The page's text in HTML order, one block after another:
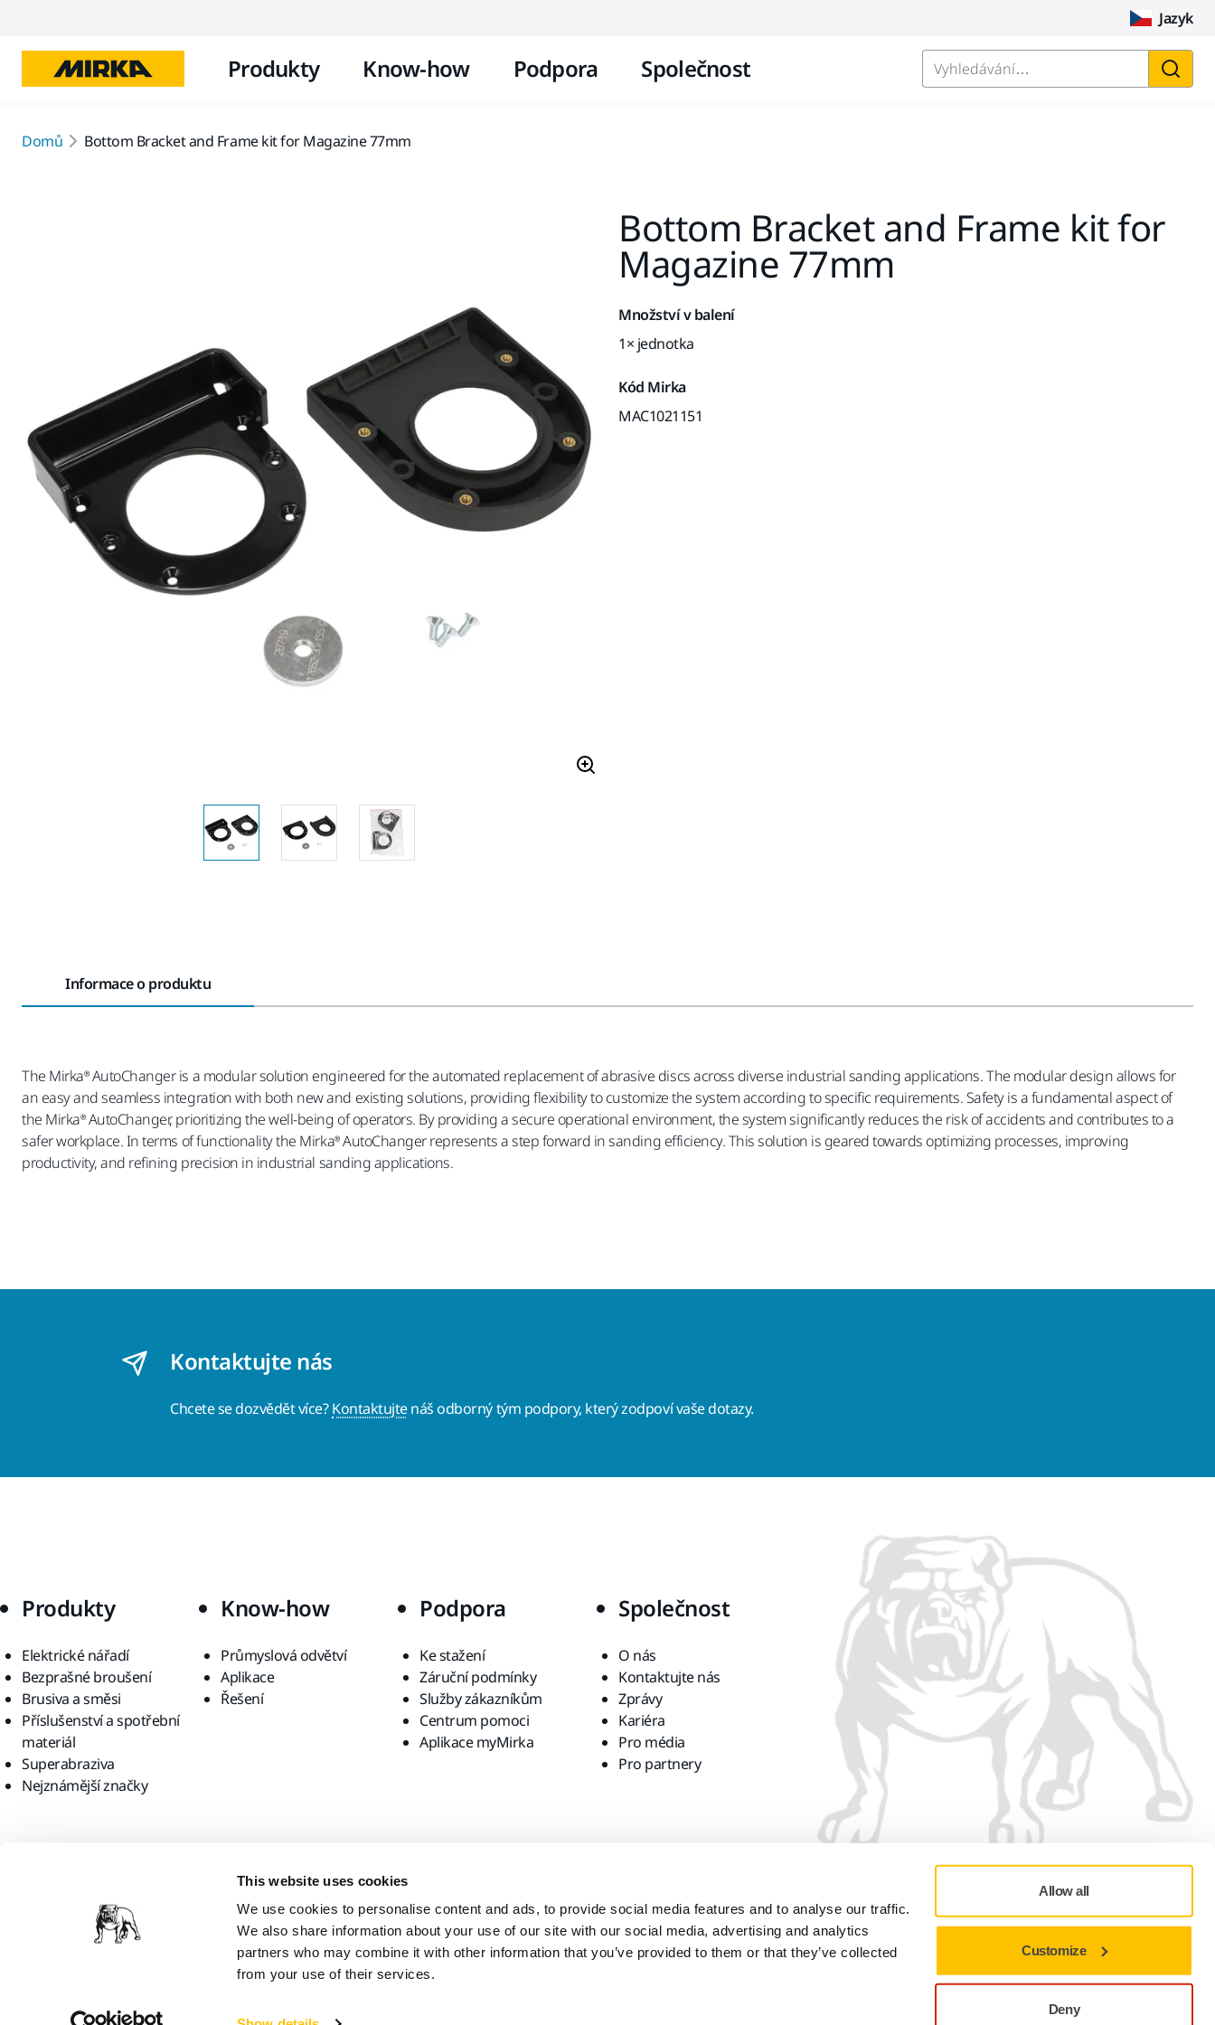
This website uses cookies
We use cookies to personalise content and ads, to provide social media features and to analyse our traffic.
We also share information about your use of our site with our social media, advertising and analytics
partners who may combine it with other information that you’ve provided to them or that they’ve collected
from your use of their services.
Allow all
Customize
Deny
Jazyk
Produkty Know-how Podpora Společnost Vyhledávání…
Domů Bottom Bracket and Frame kit for Magazine 77mm
Bottom Bracket and Frame kit for
Magazine 77mm
Množství v balení
1× jednotka
Kód Mirka
MAC1021151
Informace o produktu
The Mirka® AutoChanger is a modular solution engineered for the automated replacement of abrasive discs across diverse industrial sanding applications. The modular design allows for
an easy and seamless integration with both new and existing solutions, providing flexibility to customize the system according to specific requirements. Safety is a fundamental aspect of
the Mirka® AutoChanger, prioritizing the well-being of operators. By providing a secure operational environment, the system significantly reduces the risk of accidents and contributes to a
safer workplace. In terms of functionality the Mirka® AutoChanger represents a step forward in sanding efficiency. This solution is geared towards optimizing processes, improving
productivity, and refining precision in industrial sanding applications.
Kontaktujte nás
Chcete se dozvědět více?Kontaktujtenáš odborný tým podpory, který zodpoví vaše dotazy.
Produkty
Elektrické nářadí
Bezprašné broušení
Brusiva a směsi
Příslušenství a spotřební
materiál
Superabraziva
Nejznámější značky
Know-how
Průmyslová odvětví
Aplikace
Řešení
Podpora
Ke stažení
Záruční podmínky
Služby zákazníkům
Centrum pomoci
Aplikace myMirka
Společnost
O nás
Kontaktujte nás
Zprávy
Kariéra
Pro média
Pro partnery